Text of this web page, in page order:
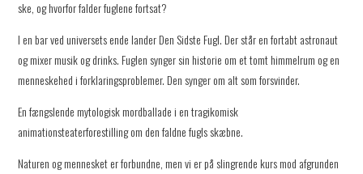
ske, og hvorfor falder fuglene fortsat?
I en bar ved universets ende lander Den Sidste Fugl. Der står en fortabt astronaut
og mixer musik og drinks. Fuglen synger sin historie om et tomt himmelrum og en
menneskehed i forklaringsproblemer. Den synger om alt som forsvinder.
En fængslende mytologisk mordballade i en tragikomisk
animationsteaterforestilling om den faldne fugls skæbne.
Naturen og mennesket er forbundne, men vi er på slingrende kurs mod afgrunden